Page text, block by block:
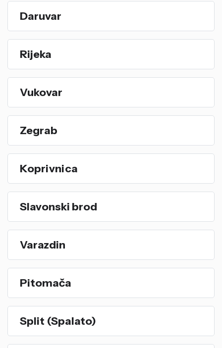
Daruvar
Rijeka
Vukovar
Zegrab
Koprivnica
Slavonski brod
Varazdin
Pitomača
Split (Spalato)